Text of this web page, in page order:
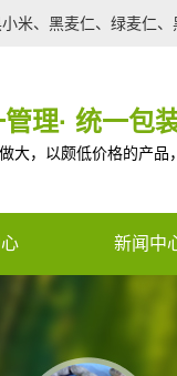
米、黑麦仁、绿麦仁、
理· 统一包
大，以颇低价格的产品
新闻中